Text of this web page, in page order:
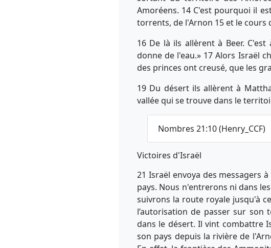
Amoréens. 14 C'est pourquoi il
torrents, de l'Arnon 15 et le
16 De là ils allèrent à Beer.
donne de l'eau.» 17 Alors Israël
des princes ont creusé, que les
19 Du désert ils allèrent à
vallée qui se trouve dans le
Nombres 21:10 (Henry_CCF)
Victoires d'Israël
21 Israël envoya des messagers
pays. Nous n'entrerons ni dans
suivrons la route royale jusqu'à
l’autorisation de passer sur
dans le désert. Il vint combattre
son pays depuis la rivière de